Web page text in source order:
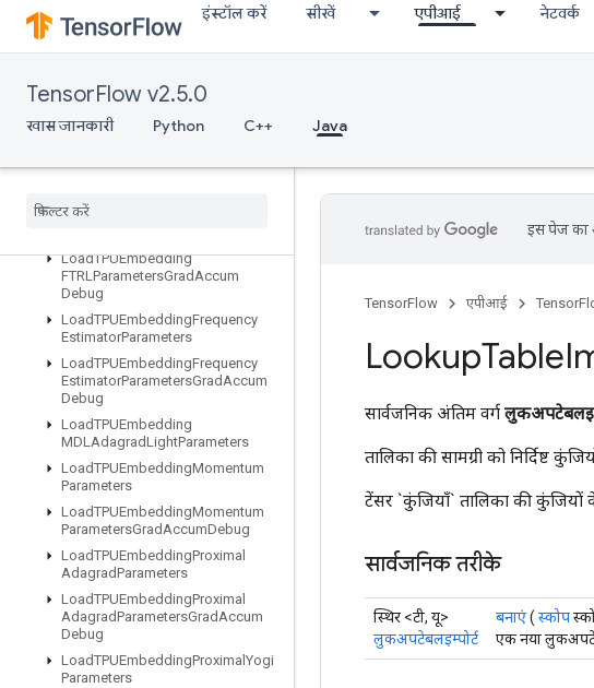
इंस्टॉल करें सीखें एपीआई नेटवर्क
TensorFlow v2.5.0
खास जानकारी Python C++ Java
LoadTPUEmbeddingADAMParameters
LoadTPUEmbeddingADAMParametersGradAccumDebug
LoadTPUEmbeddingAdadeltaParametersGradAccumDebug
LoadTPUEmbeddingAdagradParameters
LoadTPUEmbeddingCentered
Load
LoadTPUEmbedding
FTRLParametersGradAccum
Debug
LoadTPUEmbeddingFrequency
EstimatorParameters
LoadTPUEmbeddingFrequency
EstimatorParametersGradAccum
Debug
LoadTPUEmbedding
MDLAdagradLightParameters
LoadTPUEmbeddingMomentum
Parameters
LoadTPUEmbeddingMomentum
ParametersGradAccumDebug
LoadTPUEmbeddingProximal
AdagradParameters
LoadTPUEmbeddingProximal
AdagradParametersGradAccum
Debug
LoadTPUEmbeddingProximal Yogi
Parameters
इस पेज का
TensorFlow एपीआई
LookupTable
सार्वजनिक अंतिम वर्ग
तालिका की सामग्री को निर्दिष्ट
टेंसर `कुंजियाँ` तालिका की कुंजियों के
सार्वजनिक तरीके
स्थिर <टी, यू>
लुकअपटेबलइम्पोर्ट
बनाएं( स्कोप
एक नया